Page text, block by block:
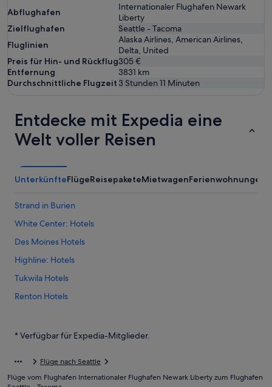
Abflughafen
Internationaler Flughafen Newark
Liberty
Zielflughafen
Seattle - Tacoma
Fluglinien
Alaska Airlines, American Airlines,
Delta, United
Preis für Hin- und Rückflug305 €
Entfernung
3831 km
Durchschnittliche Flugzeit 3 Stunden 11 Minuten
Entdecke mit Expedia eine
Welt voller Reisen
UnterkünfteFlügeReisepaketeMietwagenFerienwohnungen
Strand in Burien
White Center: Hotels
Des Moines Hotels
Highline: Hotels
Tukwila Hotels
Renton Hotels
Seatac Hotels
Hostels in Des Moines
* Verfügbar für Expedia-Mitglieder.
Flüge nach Seattle
Flüge vom Flughafen Internationaler Flughafen Newark Liberty zum Flughafen